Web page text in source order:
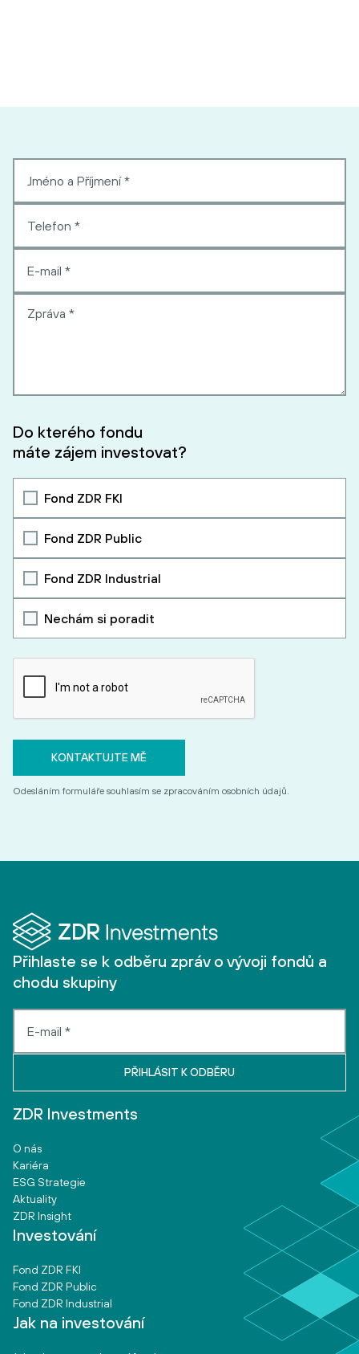
Do kterého fondu
máte zájem investovat?
Fond ZDR FKI
Fond ZDR Public
Fond ZDR Industrial
Nechám si poradit
Odesláním formuláře souhlasím se zpracováním osobních údajů.
Přihlaste se k odběru zpráv o vývoji fondů a
chodu skupiny
ZDR Investments
O nás
Kariéra
ESG Strategie
Aktuality
ZDR Insight
Investování
Fond ZDR FKI
Fond ZDR Public
Fond ZDR Industrial
Jak na investování